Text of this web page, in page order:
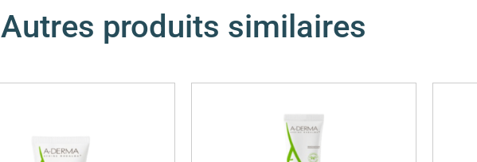
Autres produits similaires